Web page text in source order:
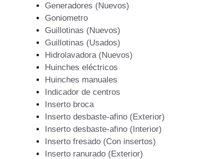
Generadores (Nuevos)
Goniometro
Guillotinas (Nuevos)
Guillotinas (Usados)
Hidrolavadora (Nuevos)
Huinches eléctricos
Huinches manuales
Indicador de centros
Inserto broca
Inserto desbaste-afino (Exterior)
Inserto desbaste-afino (Interior)
Inserto fresado (Con insertos)
Inserto ranurado (Exterior)